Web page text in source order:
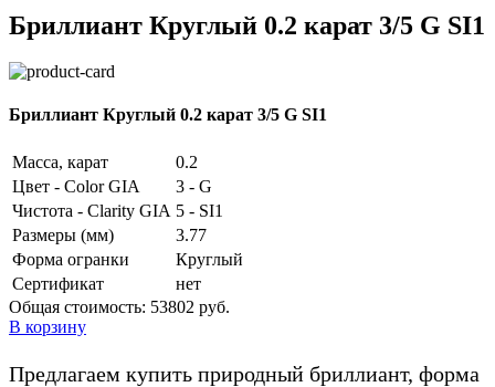
Бриллиант Круглый 0.2 карат 3/5 G SI1
Бриллиант Круглый 0.2 карат 3/5 G SI1
Масса, карат
0.2
Цвет - Color GIA
3 - G
Чистота - Clarity GIA 5 - SI1
Размеры (мм)
3.77
Форма огранки
Круглый
Сертификат
нет
Общая стоимость: 53802 руб.
В корзину
Предлагаем купить природный бриллиант, форма